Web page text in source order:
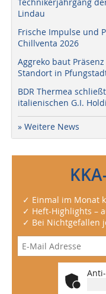
Lindau
Frische Impulse und
Chillventa 2026
Aggreko baut
Standort in
BDR Thermea
italienischen G.I.
» Weitere News
✓ Einmal im Monat
✓ Heft-Highlights –
✓ Bei Nichtgefallen